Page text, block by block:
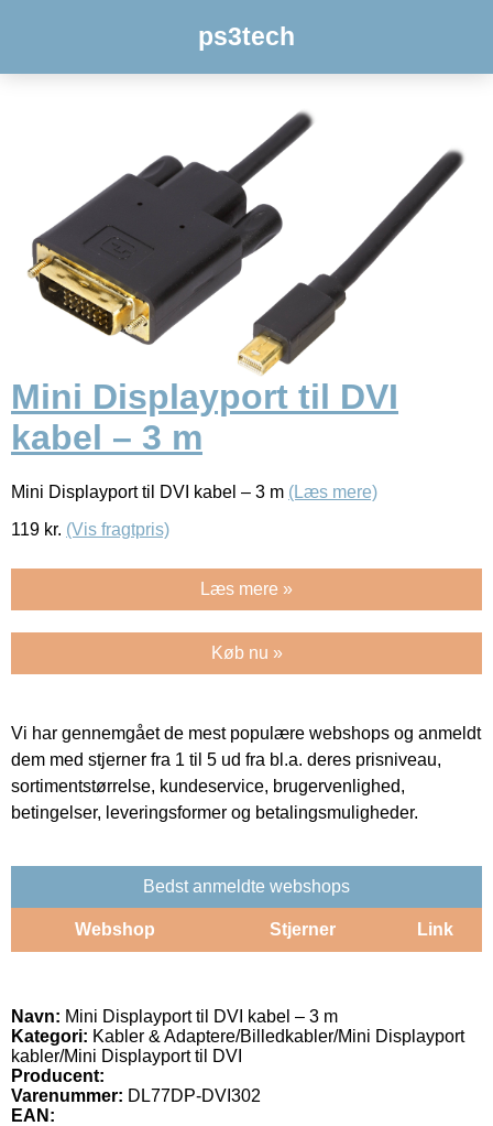
ps3tech
Mini Displayport til DVI
kabel – 3 m
Mini Displayport til DVI kabel – 3 m (Læs mere)
119 kr. (Vis fragtpris)
Læs mere »
Køb nu »
Vi har gennemgået de mest populære webshops og anmeldt
dem med stjerner fra 1 til 5 ud fra bl.a. deres prisniveau,
sortimentstørrelse, kundeservice, brugervenlighed,
betingelser, leveringsformer og betalingsmuligheder.
Bedst anmeldte webshops
Webshop Stjerner Link
Navn: Mini Displayport til DVI kabel – 3 m
Kategori: Kabler & Adaptere/Billedkabler/Mini Displayport
kabler/Mini Displayport til DVI
Producent:
Varenummer: DL77DP-DVI302
EAN: